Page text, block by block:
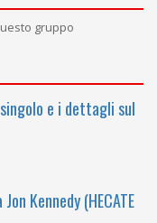
gruppo
singolo e i dettagli sul
Kennedy (HECATE